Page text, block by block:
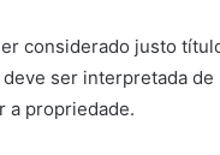
considerado justo
ser interpretada de
a propriedade.